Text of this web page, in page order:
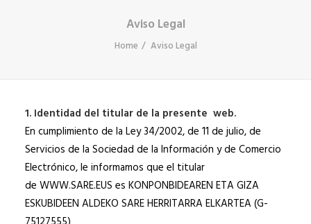
DOSIERRAK
SEARCH
Aviso Legal
Home Aviso Legal
1. Identidad del titular de la presente web.
En cumplimiento de la Ley 34/2002, de 11 de julio, de
Servicios de la Sociedad de la Información y de Comercio
Electrónico, le informamos que el titular
de WWW.SARE.EUS es KONPONBIDEAREN ETA GIZA
ESKUBIDEEN ALDEKO SARE HERRITARRA ELKARTEA (G-